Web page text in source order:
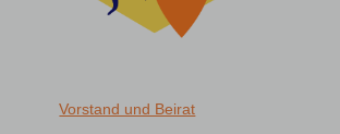
Vorstand und Beirat